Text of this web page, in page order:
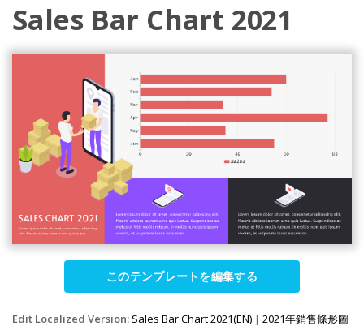
Sales Bar Chart 2021
このテンプレートを編集する
Edit Localized Version: Sales Bar Chart 2021(EN) | 2021年銷售條形圖